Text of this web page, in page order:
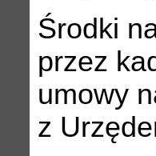
Środki
przez
umowy
z